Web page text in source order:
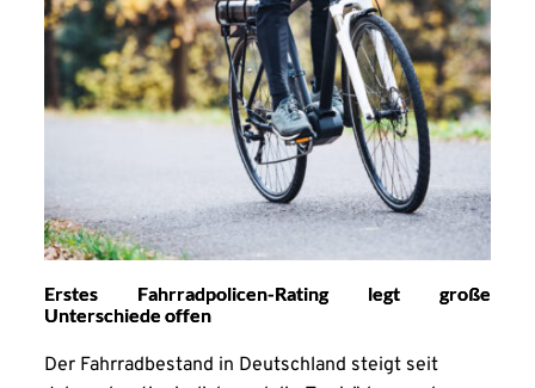
Erstes Fahrradpolicen-Rating legt große
Unterschiede offen
Der Fahrradbestand in Deutschland steigt seit